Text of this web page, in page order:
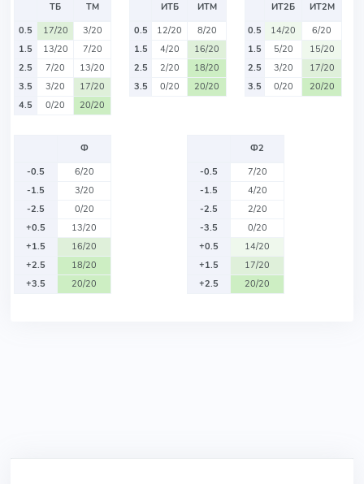
ТБ
ТМ
0.5
17/20
3/20
1.5
13/20
7/20
2.5
7/20
13/20
3.5
3/20
17/20
4.5
0/20 20/20
ИТБ
ИТМ
0.5
12/20
8/20
1.5
4/20
16/20
2.5
2/20
18/20
3.5
0/20 20/20
ИТ2Б
ИТ2М
0.5
14/20
6/20
1.5
5/20
15/20
2.5
3/20
17/20
3.5
0/20 20/20
Ф
-0.5
6/20
-1.5
3/20
-2.5
0/20
+0.5
13/20
+1.5
16/20
+2.5
18/20
+3.5
20/20
Ф2
-0.5
7/20
-1.5
4/20
-2.5
2/20
-3.5
0/20
+0.5
14/20
+1.5
17/20
+2.5
20/20